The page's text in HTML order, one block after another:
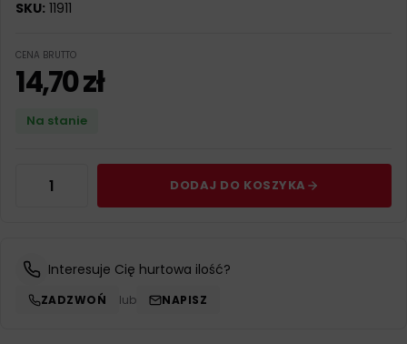
SKU: 11911
CENA BRUTTO
14,70zł
Na stanie
DODAJ DO KOSZYKA
Interesuje Cię hurtowa ilość?
ZADZWOŃ lub NAPISZ